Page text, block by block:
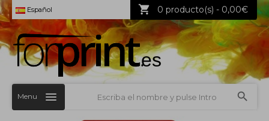
Español 0 producto(s) - 0,00€
Menu